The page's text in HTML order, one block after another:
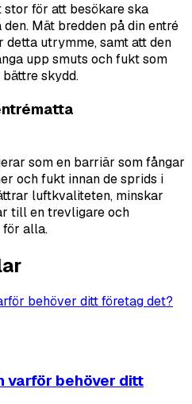
för att besökare ska
Mät bredden på din entré
utrymme, samt att den
upp smuts och fukt som
skydd.
som en barriär som fångar
och fukt innan de sprids i
luftkvaliteten, minskar
till en trevligare och
för alla.
varför behöver ditt